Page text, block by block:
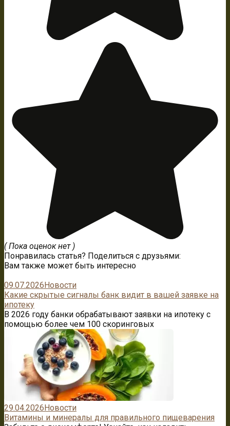
( Пока оценок нет )
Понравилась статья? Поделиться с друзьями:
Вам также может быть интересно
09.07.2026 Новости
Какие скрытые сигналы банк видит в вашей заявке на
ипотеку
В 2026 году банки обрабатывают заявки на ипотеку с
помощью более чем 100 скоринговых
29.04.2026 Новости
Витамины и минералы для правильного пищеварения